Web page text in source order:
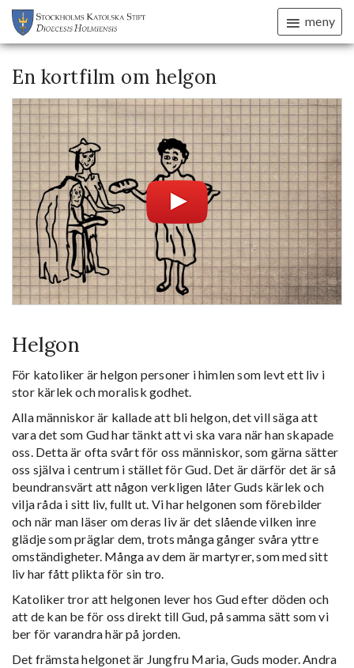
meny
Helgon
För katoliker är helgon personer i himlen som levt ett liv i
stor kärlek och moralisk godhet.
Alla människor är kallade att bli helgon, det vill säga att
vara det som Gud har tänkt att vi ska vara när han skapade
oss. Detta är ofta svårt för oss människor, som gärna sätter
oss själva i centrum i stället för Gud. Det är därför det är så
beundransvärt att någon verkligen låter Guds kärlek och
vilja råda i sitt liv, fullt ut. Vi har helgonen som förebilder
och när man läser om deras liv är det slående vilken inre
glädje som präglar dem, trots många gånger svåra yttre
omständigheter. Många av dem är martyrer, som med sitt
liv har fått plikta för sin tro.
Katoliker tror att helgonen lever hos Gud efter döden och
att de kan be för oss direkt till Gud, på samma sätt som vi
ber för varandra här på jorden.
Det främsta helgonet är Jungfru Maria, Guds moder. Andra
En kortfilm om helgon